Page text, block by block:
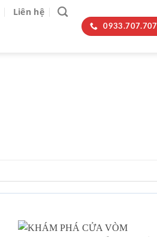
Liên hệ
0933.707.707